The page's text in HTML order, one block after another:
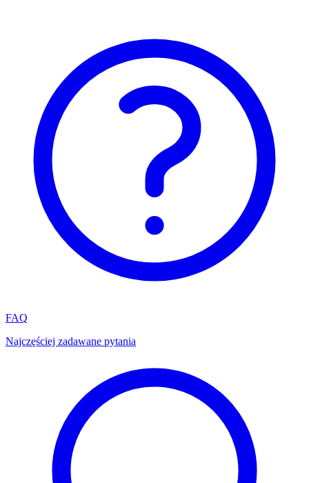
FAQ
Najczęściej zadawane pytania